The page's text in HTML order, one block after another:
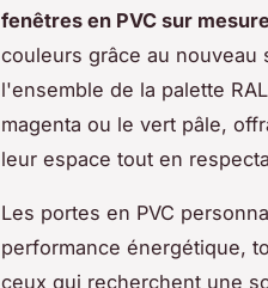
fenêtres en PVC sur mesure
couleurs grâce au nouveau
l'ensemble de la palette
magenta ou le vert pâle,
leur espace tout en
Les portes en PVC
performance énergétique,
ceux qui recherchent une